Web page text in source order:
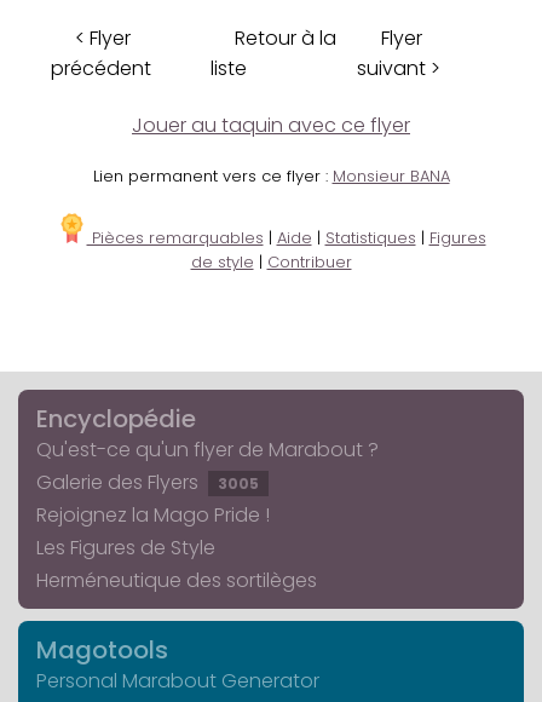
< Flyer
précédent
Retour à la
liste
Flyer
suivant >
Jouer au taquin avec ce flyer
Lien permanent vers ce flyer : Monsieur BANA
Pièces remarquables | Aide | Statistiques | Figures
de style | Contribuer
Encyclopédie
Qu'est-ce qu'un flyer de Marabout ?
Galerie des Flyers
3005
Rejoignez la Mago Pride !
Les Figures de Style
Herméneutique des sortilèges
Magotools
Personal Marabout Generator